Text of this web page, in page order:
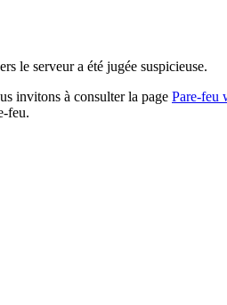
le serveur a été jugée suspicieuse.
invitons à consulter la page Pare-feu
feu.